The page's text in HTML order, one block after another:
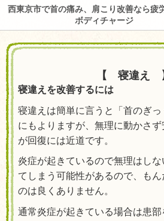
西東京市で首の痛み、肩こり改善なら疲
ボディチャージ
【 寝違え
寝違えを改善するには
寝違えは簡単に言うと「首のぎ
にもよりますが、無理に動かさ
が回復には近道です。
炎症が起きているので無理はし
てしまう可能性があるので、も
のは良くありません。
通常炎症が起きている場合は患